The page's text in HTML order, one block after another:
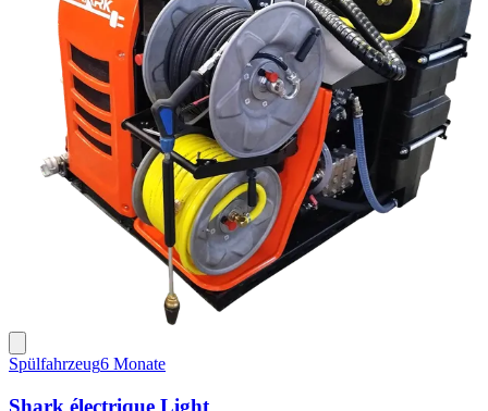
Spülfahrzeug6 Monate
Shark électrique Light